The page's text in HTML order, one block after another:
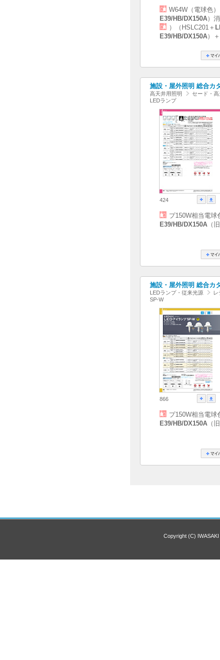
W64W（電球色
E39/HB/DX150A）
）（HSLC201＋
E39/HB/DX150A）
施設・屋外照明 総合カ
高天井用照明
セード・
LEDランプ
424
プ150W相当電球
E39/HB/DX150A （
施設・屋外照明 総合カ
LEDランプ・従来光源
レ
SP-W
866
プ150W相当電球
E39/HB/DX150A （
Copyright (C)